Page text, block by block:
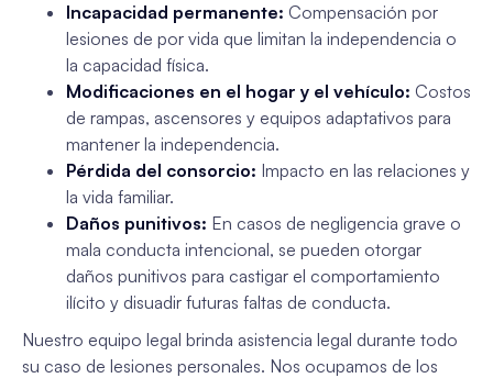
Incapacidad permanente: Compensación por
lesiones de por vida que limitan la independencia o
la capacidad física.
Modificaciones en el hogar y el vehículo: Costos
de rampas, ascensores y equipos adaptativos para
mantener la independencia.
Pérdida del consorcio: Impacto en las relaciones y
la vida familiar.
Daños punitivos: En casos de negligencia grave o
mala conducta intencional, se pueden otorgar
daños punitivos para castigar el comportamiento
ilícito y disuadir futuras faltas de conducta.
Nuestro equipo legal brinda asistencia legal durante todo
su caso de lesiones personales. Nos ocupamos de los